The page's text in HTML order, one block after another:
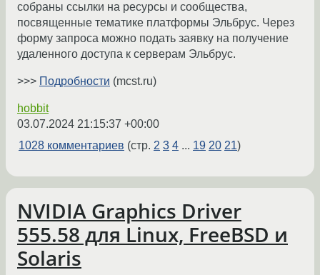
собраны ссылки на ресурсы и сообщества,
посвященные тематике платформы Эльбрус. Через
форму запроса можно подать заявку на получение
удаленного доступа к серверам Эльбрус.
>>> Подробности (mcst.ru)
hobbit
03.07.2024 21:15:37 +00:00
1028 комментариев (стр. 2 3 4 ... 19 20 21)
NVIDIA Graphics Driver
555.58 для Linux, FreeBSD и
Solaris